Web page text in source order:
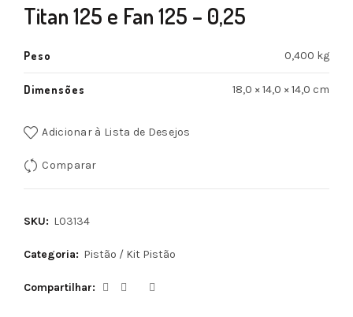
Titan 125 e Fan 125 – 0,25
Peso 0,400 kg
Dimensões 18,0 × 14,0 × 14,0 cm
Adicionar à Lista de Desejos
Comparar
SKU: L03134
Categoria: Pistão / Kit Pistão
Compartilhar